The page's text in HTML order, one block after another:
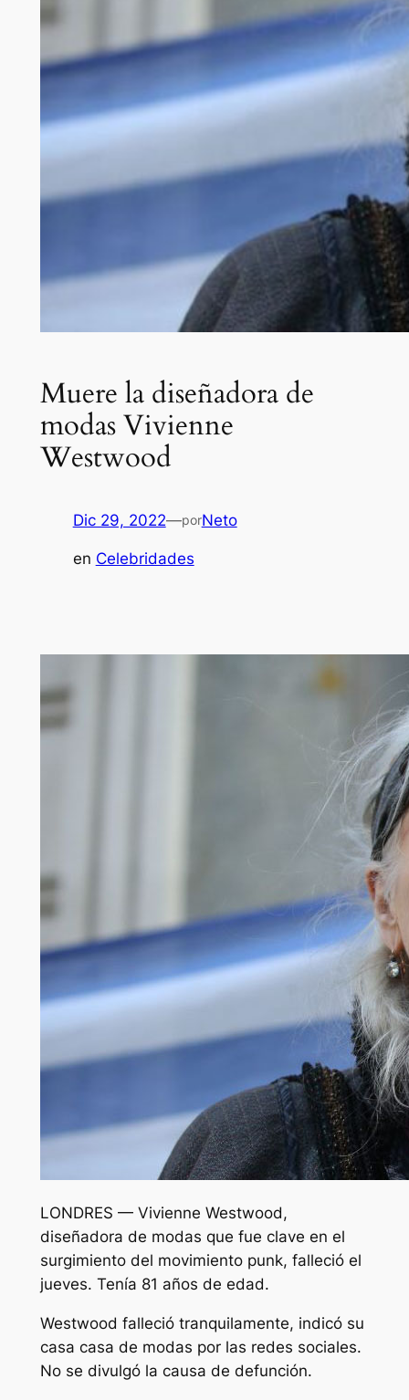
Muere la diseñadora de
modas Vivienne
Westwood
Dic 29, 2022—porNeto
en Celebridades
LONDRES — Vivienne Westwood,
diseñadora de modas que fue clave en el
surgimiento del movimiento punk, falleció el
jueves. Tenía 81 años de edad.
Westwood falleció tranquilamente, indicó su
casa casa de modas por las redes sociales.
No se divulgó la causa de defunción.